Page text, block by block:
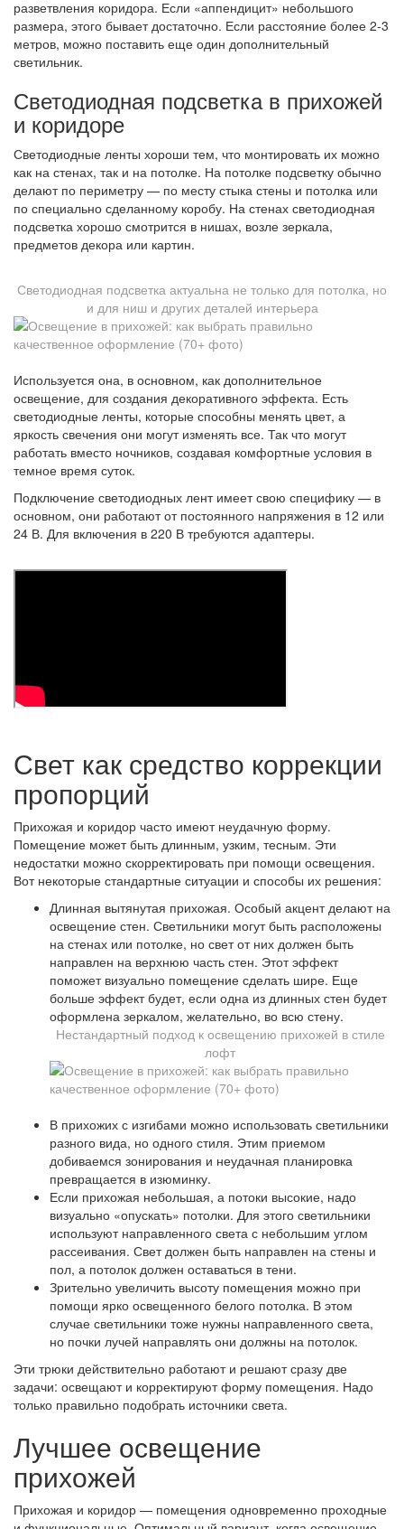
разветвления коридора. Если «аппендицит» небольшого
размера, этого бывает достаточно. Если расстояние более 2-3
метров, можно поставить еще один дополнительный
светильник.
Светодиодная подсветка в прихожей
и коридоре
Светодиодные ленты хороши тем, что монтировать их можно
как на стенах, так и на потолке. На потолке подсветку обычно
делают по периметру — по месту стыка стены и потолка или
по специально сделанному коробу. На стенах светодиодная
подсветка хорошо смотрится в нишах, возле зеркала,
предметов декора или картин.
Светодиодная подсветка актуальна не только для потолка, но
и для ниш и других деталей интерьера
Используется она, в основном, как дополнительное
освещение, для создания декоративного эффекта. Есть
светодиодные ленты, которые способны менять цвет, а
яркость свечения они могут изменять все. Так что могут
работать вместо ночников, создавая комфортные условия в
темное время суток.
Подключение светодиодных лент имеет свою специфику — в
основном, они работают от постоянного напряжения в 12 или
24 В. Для включения в 220 В требуются адаптеры.
Свет как средство коррекции
пропорций
Прихожая и коридор часто имеют неудачную форму.
Помещение может быть длинным, узким, тесным. Эти
недостатки можно скорректировать при помощи освещения.
Вот некоторые стандартные ситуации и способы их решения:
Длинная вытянутая прихожая. Особый акцент делают на
освещение стен. Светильники могут быть расположены
на стенах или потолке, но свет от них должен быть
направлен на верхнюю часть стен. Этот эффект
поможет визуально помещение сделать шире. Еще
больше эффект будет, если одна из длинных стен будет
оформлена зеркалом, желательно, во всю стену.
Нестандартный подход к освещению прихожей в стиле
лофт
В прихожих с изгибами можно использовать светильники
разного вида, но одного стиля. Этим приемом
добиваемся зонирования и неудачная планировка
превращается в изюминку.
Если прихожая небольшая, а потоки высокие, надо
визуально «опускать» потолки. Для этого светильники
используют направленного света с небольшим углом
рассеивания. Свет должен быть направлен на стены и
пол, а потолок должен оставаться в тени.
Зрительно увеличить высоту помещения можно при
помощи ярко освещенного белого потолка. В этом
случае светильники тоже нужны направленного света,
но почки лучей направлять они должны на потолок.
Эти трюки действительно работают и решают сразу две
задачи: освещают и корректируют форму помещения. Надо
только правильно подобрать источники света.
Лучшее освещение
прихожей
Прихожая и коридор — помещения одновременно проходные